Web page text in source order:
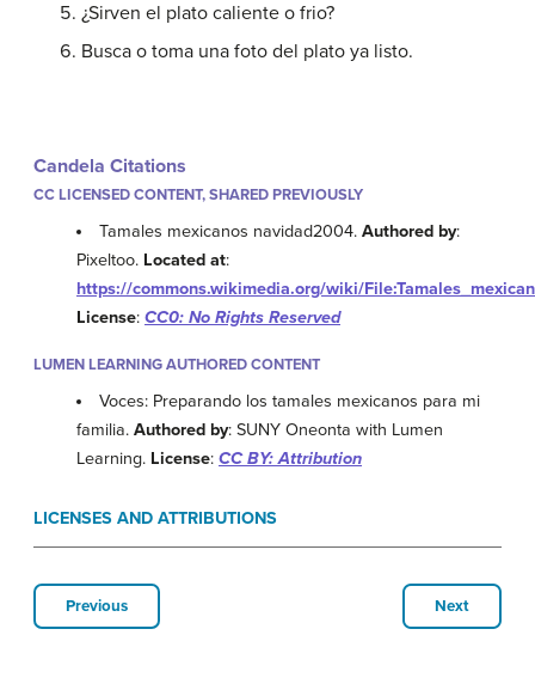
¿Sirven el plato caliente o frio?
Busca o toma una foto del plato ya listo.
Candela Citations
CC LICENSED CONTENT, SHARED PREVIOUSLY
Tamales mexicanos navidad2004.Authored by:
Pixeltoo. Located at:
https://commons.wikimedia.org/wiki/
License: CC0: No Rights Reserved
LUMEN LEARNING AUTHORED CONTENT
Voces: Preparando los tamales mexicanos para mi
familia. Authored by: SUNY Oneonta with Lumen
Learning. License: CC BY: Attribution
LICENSES AND ATTRIBUTIONS
Previous Next